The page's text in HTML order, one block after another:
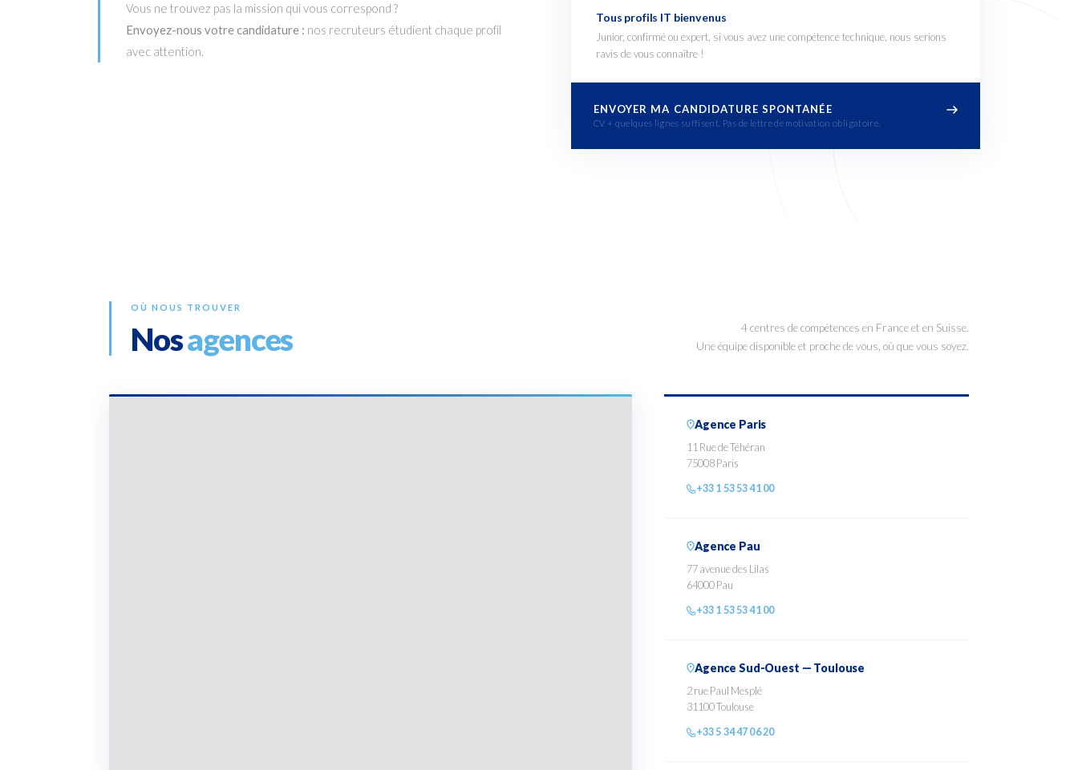
Vous ne trouvez pas la mission qui vous correspond ?
Envoyez-nous votre candidature : nos recruteurs étudient chaque profil
avec attention.
Tous profils IT bienvenus
Junior, confirmé ou expert, si vous avez une compétence technique, nous serions
ravis de vous connaître !
ENVOYER MA CANDIDATURE SPONTANÉE
CV + quelques lignes suffisent. Pas de lettre de motivation obligatoire.
OÙ NOUS TROUVER
Nosagences
4 centres de compétences en France et en Suisse.
Une équipe disponible et proche de vous, où que vous soyez.
Agence Paris
11 Rue de Téhéran
75008 Paris
+33 1 53 53 41 00
Agence Pau
77 avenue des Lilas
64000 Pau
+33 1 53 53 41 00
Agence Sud-Ouest — Toulouse
2 rue Paul Mesplé
31100 Toulouse
+33 5 34 47 06 20